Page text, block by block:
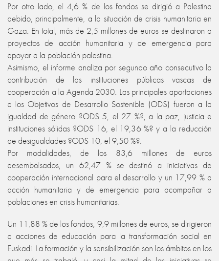
Por otro lado, el 4,6 % de los fondos se dirigió a Palestina
debido, principalmente, a la situación de crisis humanitaria en
Gaza. En total, más de 2,5 millones de euros se destinaron a
proyectos de acción humanitaria y de emergencia para
apoyar a la población palestina.
Asimismo, el informe analiza por segundo año consecutivo la
contribución de las instituciones públicas vascas de
cooperación a la Agenda 2030. Las principales aportaciones
a los Objetivos de Desarrollo Sostenible (ODS) fueron a la
igualdad de género ?ODS 5, el 27 %?, a la paz, justicia e
instituciones sólidas ?ODS 16, el 19,36 %? y a la reducción
de desigualdades ?ODS 10, el 9,50 %?.
Por modalidades, de los 83,6 millones de euros
desembolsados, un 62,47 % se destinó a iniciativas de
cooperación internacional para el desarrollo y un 17,99 % a
acción humanitaria y de emergencia para acompañar a
poblaciones en crisis humanitarias.
Un 11,88 % de los fondos, 9,9 millones de euros, se dirigieron
a acciones de educación para la transformación social en
Euskadi. La formación y la sensibilización son los ámbitos en los